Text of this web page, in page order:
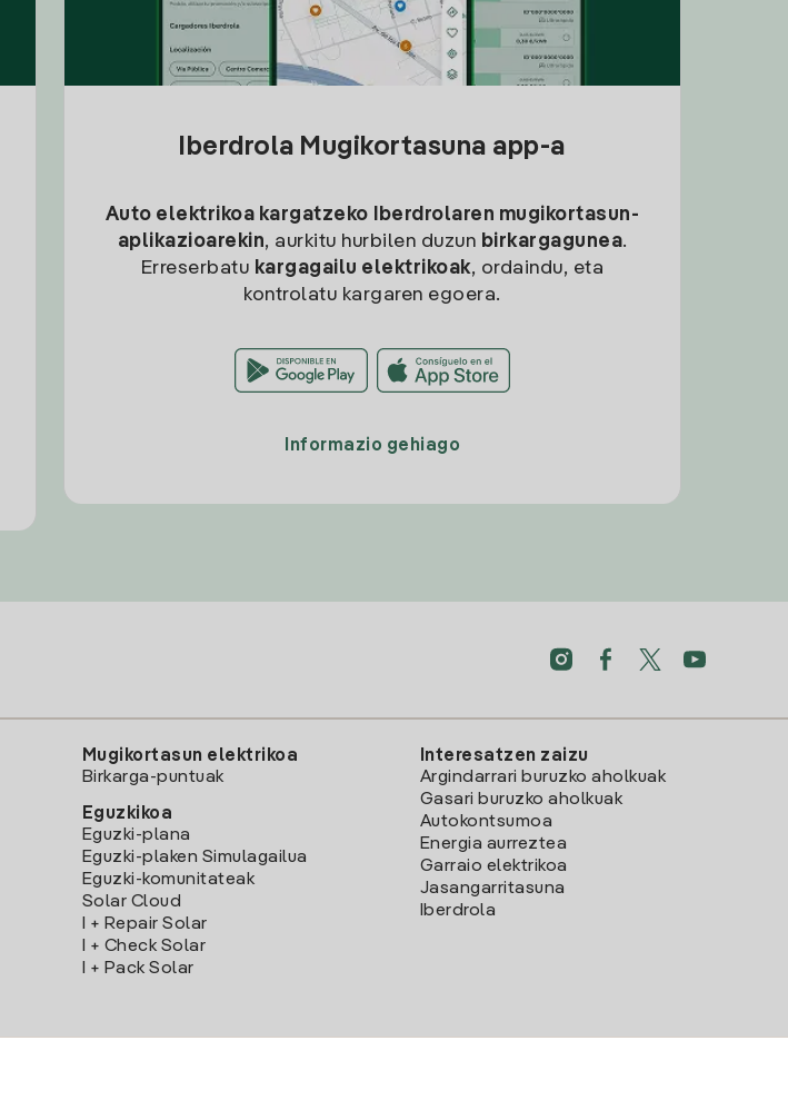
Iberdrola Mugikortasuna app-a
Auto elektrikoa kargatzeko
Iberdrolaren mugikortasun-
aplikazioarekin, aurkitu hurbilen duzun birkargagunea.
Erreserbatu kargagailu elektrikoak, ordaindu, eta
kontrolatu kargaren egoera.
Informazio gehiago
Mugikortasun elektrikoa
Birkarga-puntuak
Eguzkikoa
Eguzki-plana
Eguzki-plaken Simulagailua
Eguzki-komunitateak
Solar Cloud
I + Repair Solar
I + Check Solar
I + Pack Solar
Interesatzen zaizu
Argindarrari buruzko aholkuak
Gasari buruzko aholkuak
Autokontsumoa
Energia aurreztea
Garraio elektrikoa
Jasangarritasuna
Iberdrola